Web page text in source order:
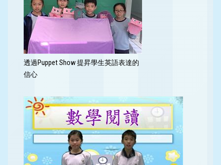
透過Puppet Show 提昇學生英語表達的
信心